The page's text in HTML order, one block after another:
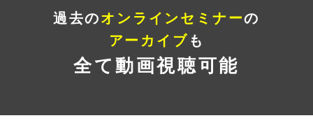
過去のオンラインセミナーの
アーカイブ も
全て動画視聴可能